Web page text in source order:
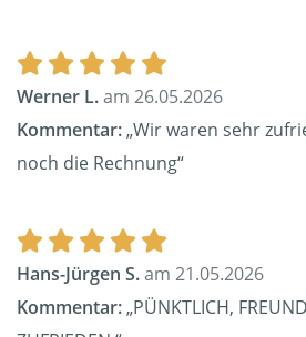
Werner L.am 26.05.2026
Kommentar:„Wir waren sehr
noch die Rechnung“
Hans-Jürgen S.am 21.05.2026
Kommentar:„PÜNKTLICH,